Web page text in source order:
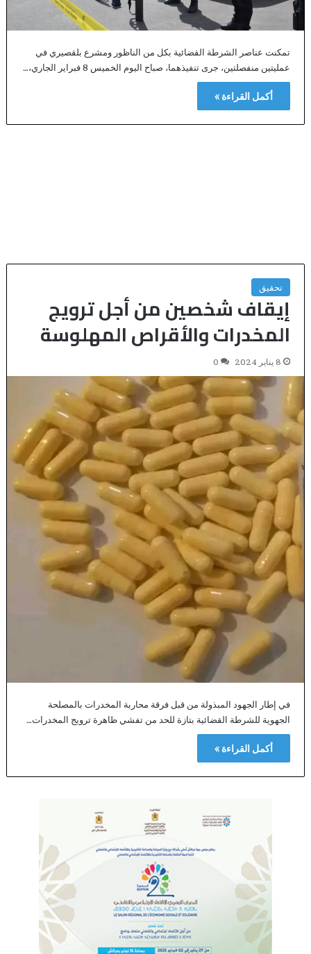
تمكنت عناصر الشرطة القضائية بكل من الناظور ومشرع بلقصيري في
عمليتين منفصلتين، جرى تنفيذهما، صباح اليوم الخميس 8 فبراير الجاري،…
أكمل القراءة »
تحقيق
إيقاف شخصين من أجل ترويج
المخدرات والأقراص المهلوسة
8 يناير 2024 0
في إطار الجهود المبذولة من قبل فرقة محاربة المخدرات بالمصلحة
الجهوية للشرطة القضائية بتازة للحد من تفشي ظاهرة ترويج المخدرات…
أكمل القراءة »